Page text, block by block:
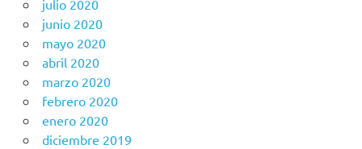
julio 2020
junio 2020
mayo 2020
abril 2020
marzo 2020
febrero 2020
enero 2020
diciembre 2019